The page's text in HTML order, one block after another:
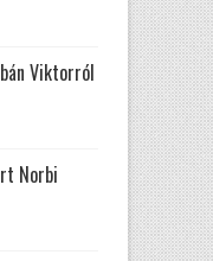
Viktorról
Norbi